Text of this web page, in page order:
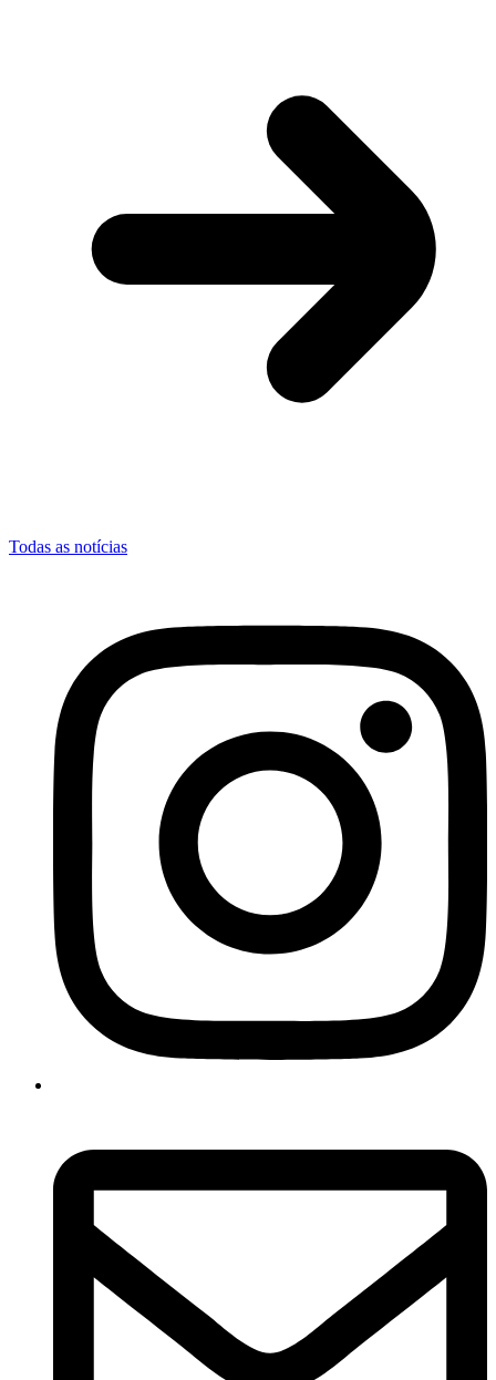
Todas as notícias